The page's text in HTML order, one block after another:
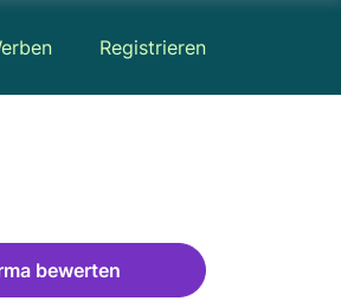
Registrieren
bewerten